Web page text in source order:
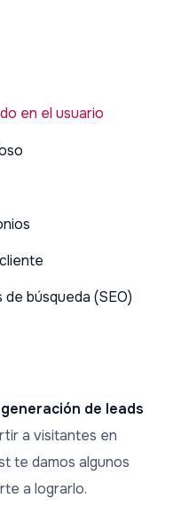
en el usuario
búsqueda (SEO)
de leads
a visitantes en
te damos algunos
a lograrlo.